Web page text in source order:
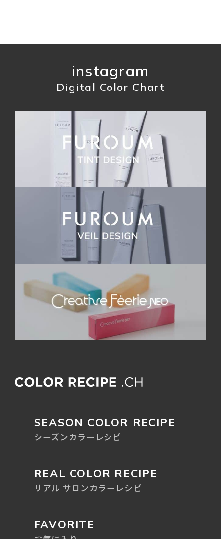
instagram
Digital Color Chart
SEASON COLOR RECIPE
シーズンカラーレシピ
REAL COLOR RECIPE
リアル サロンカラーレシピ
FAVORITE